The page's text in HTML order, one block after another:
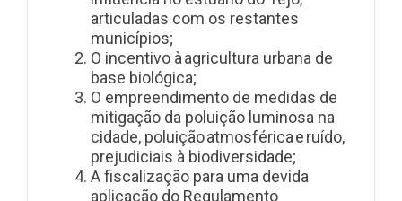
articuladas com os restantes
municípios;
O incentivo à agricultura urbana de
base biológica;
O empreendimento de medidas de
mitigação da poluição luminosa na
cidade, poluição atmosférica e ruído,
prejudiciais à biodiversidade;
A fiscalização para uma devida
aplicação do Regulamento